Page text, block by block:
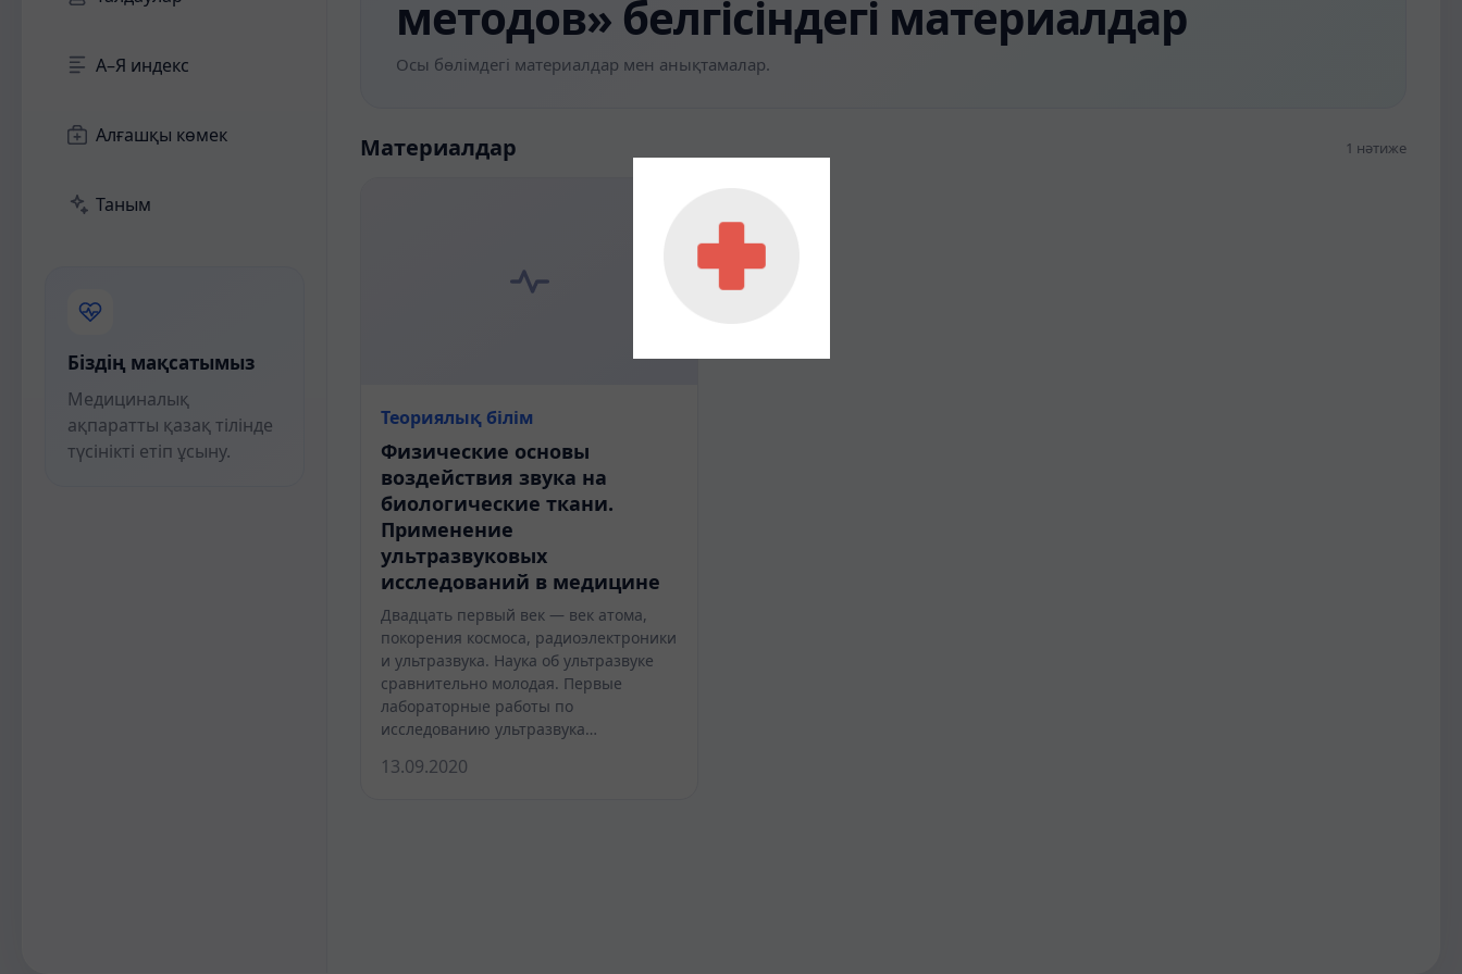
А–Я индекс
Алғашқы көмек
Таным
Біздің мақсатымыз
Медициналық
ақпаратты қазақ тілінде
түсінікті етіп ұсыну.
методов» белгісіндегі материалдар
Осы бөлімдегі материалдар мен анықтамалар.
Материалдар 1 нәтиже
Теориялық білім
Физические основы
воздействия звука на
биологические ткани.
Применение
ультразвуковых
исследований в медицине
Двадцать первый век — век атома,
покорения космоса, радиоэлектроники
и ультразвука. Наука об ультразвуке
сравнительно молодая. Первые
лабораторные работы по
исследованию ультразвука…
13.09.2020